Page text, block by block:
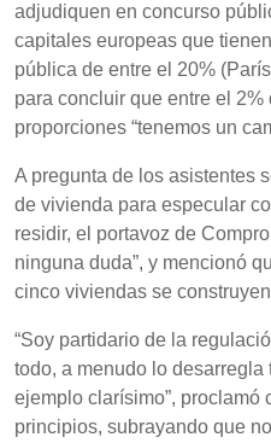
adjudiquen en concurso
capitales europeas que
pública de entre el 20%
para concluir que entre el
proporciones “tenemos un
A pregunta de los asistentes
de vivienda para especular
residir, el portavoz de
ninguna duda”, y mencionó
cinco viviendas se
“Soy partidario de la
todo, a menudo lo
ejemplo clarísimo”, proclamó
principios, subrayando que